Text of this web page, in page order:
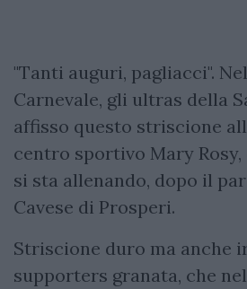
"Tanti auguri, pagliacci".
Carnevale, gli ultras della
affisso questo striscione
centro sportivo Mary Rosy,
si sta allenando, dopo il
Cavese di Prosperi.
Striscione duro ma anche
supporters granata, che